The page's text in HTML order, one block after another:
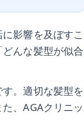
影響を及ぼすこ
んな髪型が似合
。適切な髪型を
、AGAクリニッ